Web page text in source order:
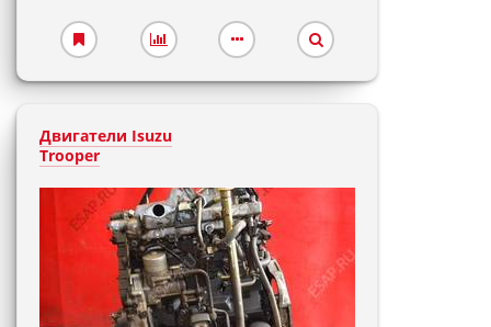
Двигатели Isuzu
Trooper